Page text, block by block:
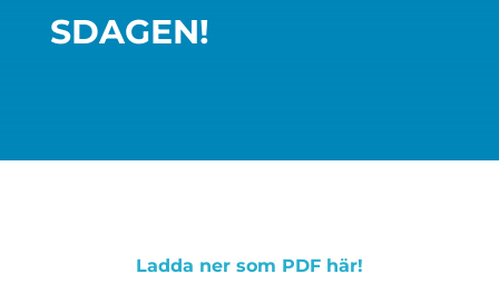
SDAGEN!
Ladda ner som PDF här!